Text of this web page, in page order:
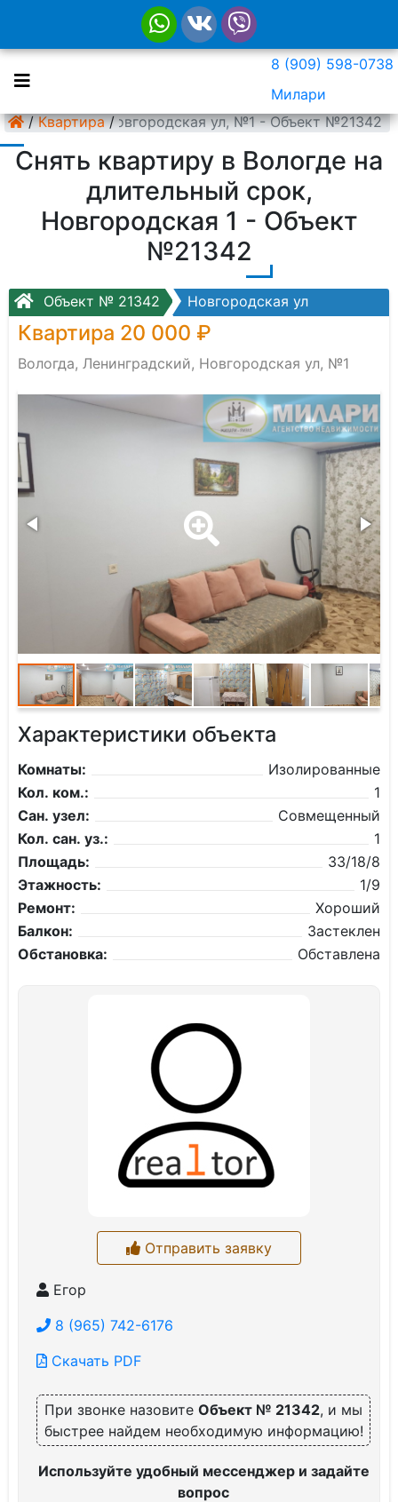
8 (909) 598-0738
Милари
/ Квартира /Новгородская ул, №1 - Объект №21342
Снять квартиру в Вологде на
длительный срок,
Новгородская 1 - Объект
№21342
Объект № 21342 Новгородская ул
Квартира 20 000 ₽
Вологда, Ленинградский, Новгородская ул, №1
Характеристики объекта
Комнаты:
Изолированные
Кол. ком.:
1
Сан. узел:
Совмещенный
Кол. сан. уз.:
1
Площадь:
33/18/8
Этажность:
1/9
Ремонт:
Хороший
Балкон:
Застеклен
Обстановка:
Обставлена
Отправить заявку
Егор
8 (965) 742-6176
Скачать PDF
При звонке назовите Объект № 21342, и мы
быстрее найдем необходимую информацию!
Используйте удобный мессенджер и задайте
вопрос